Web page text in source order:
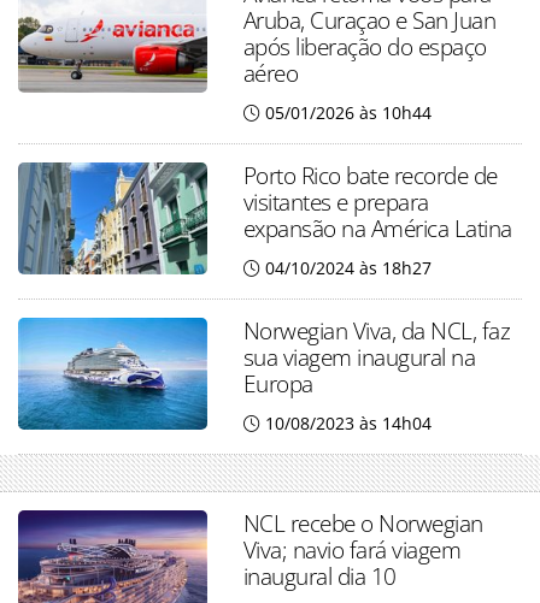
Aruba, Curaçao e San Juan
após liberação do espaço
aéreo
05/01/2026 às 10h44
Porto Rico bate recorde de
visitantes e prepara
expansão na América Latina
04/10/2024 às 18h27
Norwegian Viva, da NCL, faz
sua viagem inaugural na
Europa
10/08/2023 às 14h04
NCL recebe o Norwegian
Viva; navio fará viagem
inaugural dia 10